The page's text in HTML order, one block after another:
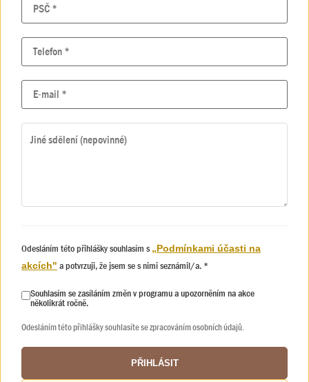
Odesláním této přihlášky souhlasím s„Podmínkami účasti na
akcích" a potvrzuji, že jsem se s nimi seznámil/a. *
Souhlasím se zasíláním změn v programu a upozorněním na akce
několikrát ročně.
Odesláním této přihlášky souhlasíte se zpracováním osobních údajů.
PŘIHLÁSIT